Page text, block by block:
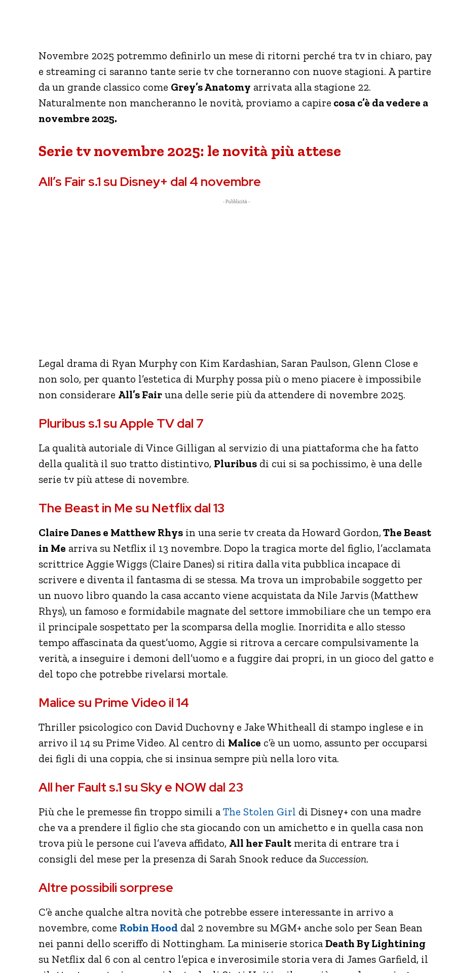
Novembre 2025 potremmo definirlo un mese di ritorni perché tra tv in chiaro, pay
e streaming ci saranno tante serie tv che torneranno con nuove stagioni. A partire
da un grande classico come Grey’s Anatomy arrivata alla stagione 22.
Naturalmente non mancheranno le novità, proviamo a capire cosa c’è da vedere a
novembre 2025.
Serie tv novembre 2025: le novità più attese
All’s Fair s.1 su Disney+ dal 4 novembre
- Pubblicità -
Legal drama di Ryan Murphy con Kim Kardashian, Saran Paulson, Glenn Close e
non solo, per quanto l’estetica di Murphy possa più o meno piacere è impossibile
non considerare All’s Fair una delle serie più da attendere di novembre 2025.
Pluribus s.1 su Apple TV dal 7
La qualità autoriale di Vince Gilligan al servizio di una piattaforma che ha fatto
della qualità il suo tratto distintivo, Pluribus di cui si sa pochissimo, è una delle
serie tv più attese di novembre.
The Beast in Me su Netflix dal 13
Claire Danes e Matthew Rhys in una serie tv creata da Howard Gordon, The Beast
in Me arriva su Netflix il 13 novembre. Dopo la tragica morte del figlio, l’acclamata
scrittrice Aggie Wiggs (Claire Danes) si ritira dalla vita pubblica incapace di
scrivere e diventa il fantasma di se stessa. Ma trova un improbabile soggetto per
un nuovo libro quando la casa accanto viene acquistata da Nile Jarvis (Matthew
Rhys), un famoso e formidabile magnate del settore immobiliare che un tempo era
il principale sospettato per la scomparsa della moglie. Inorridita e allo stesso
tempo affascinata da quest’uomo, Aggie si ritrova a cercare compulsivamente la
verità, a inseguire i demoni dell’uomo e a fuggire dai propri, in un gioco del gatto e
del topo che potrebbe rivelarsi mortale.
Malice su Prime Video il 14
Thriller psicologico con David Duchovny e Jake Whitheall di stampo inglese e in
arrivo il 14 su Prime Video. Al centro di Malice c’è un uomo, assunto per occuparsi
dei figli di una coppia, che si insinua sempre più nella loro vita.
All her Fault s.1 su Sky e NOW dal 23
Più che le premesse fin troppo simili a The Stolen Girl di Disney+ con una madre
che va a prendere il figlio che sta giocando con un amichetto e in quella casa non
trova più le persone cui l’aveva affidato, All her Fault merita di entrare tra i
consigli del mese per la presenza di Sarah Snook reduce da Succession.
Altre possibili sorprese
C’è anche qualche altra novità che potrebbe essere interessante in arrivo a
novembre, come Robin Hood dal 2 novembre su MGM+ anche solo per Sean Bean
nei panni dello sceriffo di Nottingham. La miniserie storica Death By Lightining
su Netflix dal 6 con al centro l’epica e inverosimile storia vera di James Garfield, il